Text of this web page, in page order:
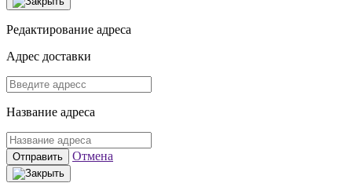
Редактирование адреса
Адрес доставки
Название адреса
Отправить Отмена